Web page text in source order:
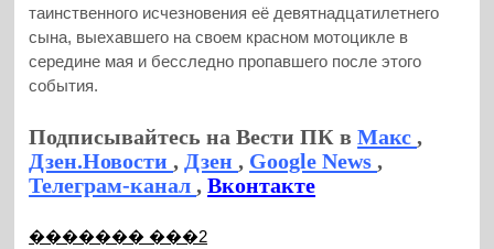
таинственного исчезновения её девятнадцатилетнего
сына, выехавшего на своем красном мотоцикле в
середине мая и бесследно пропавшего после этого
события.
Подписывайтесь на Вести ПК вМакс,
Дзен.Новости,Дзен, Google News,
Телеграм-канал,Вконтакте
������� ���2